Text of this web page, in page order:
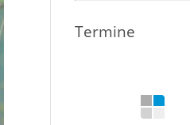
Termine